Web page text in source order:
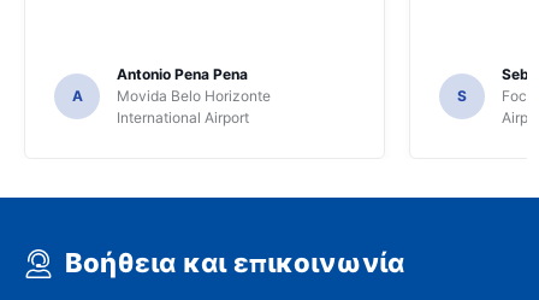
A
Antonio Pena Pena
Movida Belo Horizonte
International Airport
S
Foco
Βοήθεια και επικοινωνία